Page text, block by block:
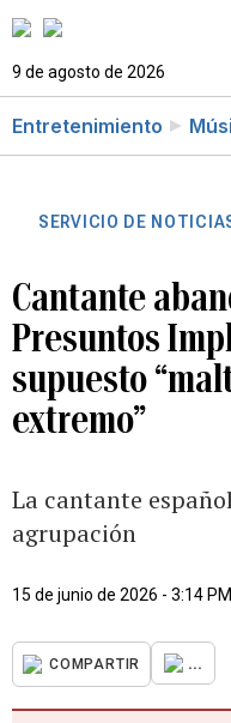
9 de agosto de 2026
Entretenimiento
SERVICIO DE
Cantante
Presuntos
supuesto
extremo”
La cantante
agrupación
15 de junio de 2026 - 3:14 PM
COMPARTIR ...